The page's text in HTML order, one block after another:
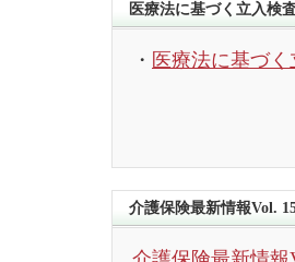
医療法に基づく立入検
・ 医療法に基づ
介護保険最新情報Vol.